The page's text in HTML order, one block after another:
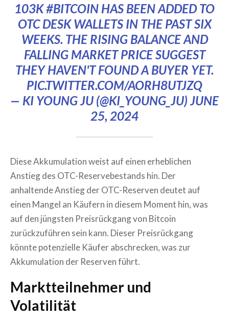
103K#BITCOIN HAS BEEN ADDED TO
OTC DESK WALLETS IN THE PAST SIX
WEEKS. THE RISING BALANCE AND
FALLING MARKET PRICE SUGGEST
THEY HAVEN'T FOUND A BUYER YET.
PIC.TWITTER.COM/AORH8UTJZQ
— KI YOUNG JU (@KI_YOUNG_JU)JUNE
25, 2024
Diese Akkumulation weist auf einen erheblichen
Anstieg des OTC-Reservebestands hin. Der
anhaltende Anstieg der OTC-Reserven deutet auf
einen Mangel an Käufern in diesem Moment hin, was
auf den jüngsten Preisrückgang von Bitcoin
zurückzuführen sein kann. Dieser Preisrückgang
könnte potenzielle Käufer abschrecken, was zur
Akkumulation der Reserven führt.
Marktteilnehmer und
Volatilität